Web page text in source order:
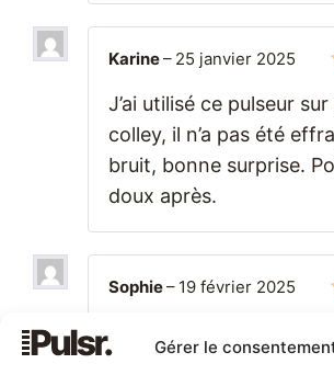
Gérer le
Karine– 25 janvier 2025
J’ai utilisé ce pulseur
colley, il n’a pas été
bruit, bonne surprise.
doux après.
Sophie– 19 février 2025
mes deux bergers